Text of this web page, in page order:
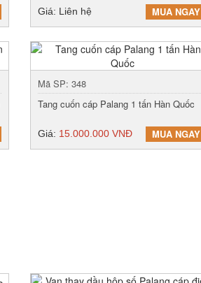
Giá: Liên hệ MUA NGAY
Mã SP: 348
Tang cuốn cáp Palang 1 tấn Hàn Quốc
Giá: 15.000.000 VNĐ MUA NGAY